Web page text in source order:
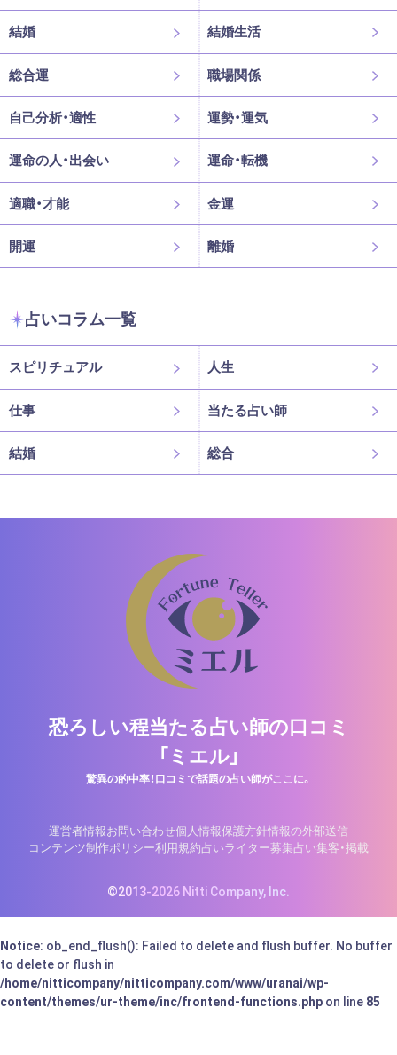
結婚 結婚生活
総合運 職場関係
自己分析・適性 運勢・運気
運命の人・出会い 運命・転機
適職・才能 金運
開運 離婚
占いコラム一覧
スピリチュアル 人生
仕事 当たる占い師
結婚 総合
恐ろしい程当たる占い師の口コミ
「ミエル」
驚異の的中率！口コミで話題の占い師がここに。
運営者情報お問い合わせ個人情報保護方針情報の外部送信
コンテンツ制作ポリシー利用規約占いライター募集占い集客・掲載
©2013-2026 Nitti Company, Inc.
Notice: ob_end_flush(): Failed to delete and flush buffer. No buffer
to delete or flush in
/home/nitticompany/nitticompany.com/www/uranai/wp-
content/themes/ur-theme/inc/frontend-functions.php on line 85